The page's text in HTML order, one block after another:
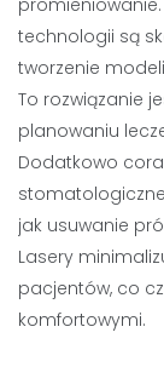
technologii są
tworzenie
To rozwiązanie
planowaniu
Dodatkowo
jak usuwanie
Lasery
pacjentów, co
komfortowymi.